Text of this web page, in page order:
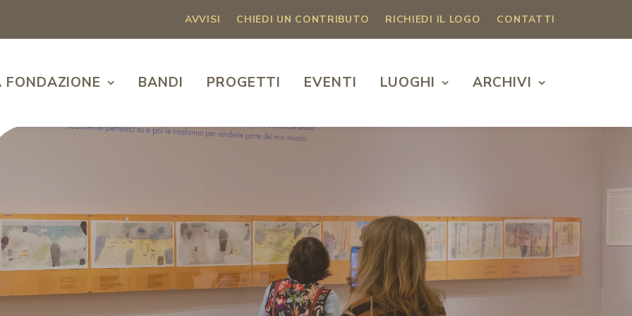
AVVISI CHIEDI UN CONTRIBUTO RICHIEDI IL LOGO CONTATTI
FONDAZIONE BANDI PROGETTI EVENTI LUOGHI ARCHIVI